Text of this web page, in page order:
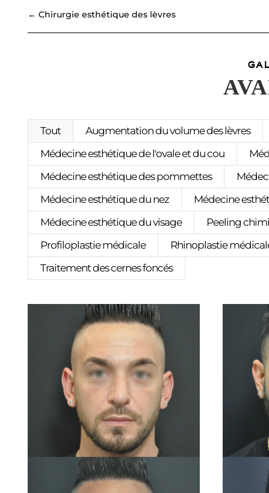
←Chirurgie esthétique des lèvres
Tout Augmentation du volume des lèvres
Médecine esthétique de l'ovale et du cou
Médecine esthétique des pommettes
Médecine esthétique du nez
Médecine
Médecine esthétique du visage
Peeling
Profiloplastie médicale
Rhinoplastie
Traitement des cernes foncés